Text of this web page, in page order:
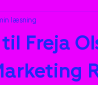
Freja
læsning